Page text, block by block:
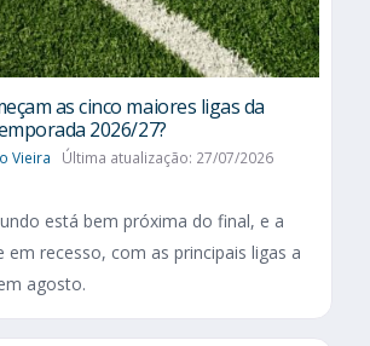
as cinco maiores ligas da
2026/27?
Vieira Última atualização: 27/07/2026
está bem próxima do final, e a
em recesso, com as principais ligas a
agosto.